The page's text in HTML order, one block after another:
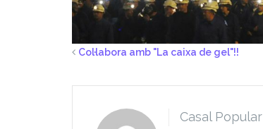
Col·labora amb "La caixa de gel"!!
Casal Popular